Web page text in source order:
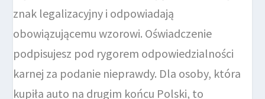
znak legalizacyjny i odpowiadają
obowiązującemu wzorowi. Oświadczenie
podpisujesz pod rygorem odpowiedzialności
karnej za podanie nieprawdy. Dla osoby, która
kupiła auto na drugim końcu Polski, to